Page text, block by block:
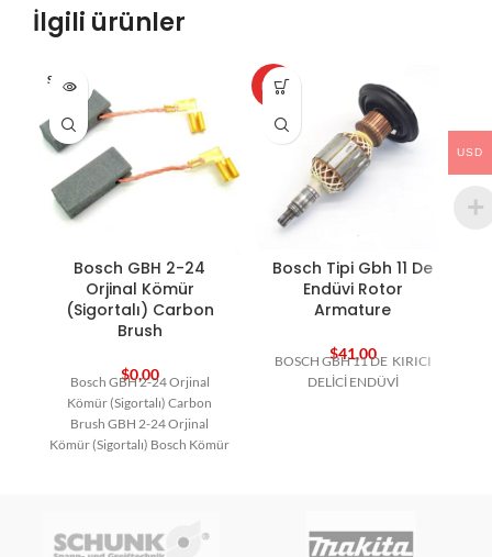
İlgili ürünler
SOLD O
UT
Bosch GBH 2-24
Orjinal Kömür
(Sigortalı) Carbon
Brush
$0,00
Bosch GBH 2-24 Orjinal
Kömür (Sigortalı) Carbon
Brush GBH 2-24 Orjinal
Kömür (Sigortalı) Bosch Kömür
HOT
Bosch Tipi Gbh 11 De
Endüvi Rotor
Armature
$41,00
BOSCH GBH 11 DE KIRICI
DELİCİ ENDÜVİ
USD